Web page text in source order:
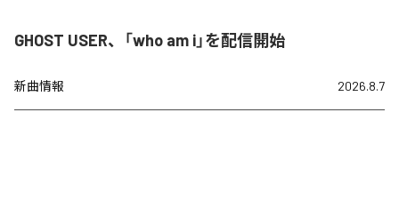
GHOST USER、「who am i」を配信開始
新曲情報 2026.8.7